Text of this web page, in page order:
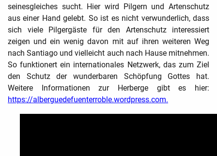
seinesgleiches sucht. Hier wird Pilgern und Artenschutz
aus einer Hand gelebt. So ist es nicht verwunderlich, dass
sich viele Pilgergäste für den Artenschutz interessiert
zeigen und ein wenig davon mit auf ihren weiteren Weg
nach Santiago und vielleicht auch nach Hause mitnehmen.
So funktionert ein internationales Netzwerk, das zum Ziel
den Schutz der wunderbaren Schöpfung Gottes hat.
Weitere Informationen zur Herberge gibt es hier:
https://alberguedefuenterroble.wordpress.com.